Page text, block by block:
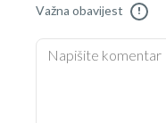
Važna obavijest !